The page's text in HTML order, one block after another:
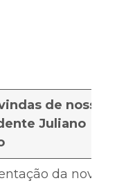
de nosso
Juliano
da nova